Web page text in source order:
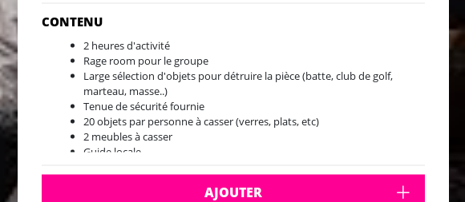
CONTENU
2 heures d'activité
Rage room pour le groupe
Large sélection d'objets pour détruire la pièce (batte, club de golf,
marteau, masse..)
Tenue de sécurité fournie
20 objets par personne à casser (verres, plats, etc)
2 meubles à casser
Guide locale
AJOUTER